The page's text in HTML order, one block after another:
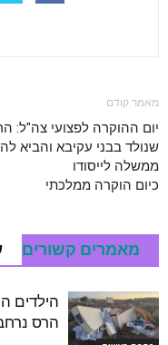
מאמר קודם
יום ההוקרה לפצועי צה"ל:
שנולד בבני עקיבא והביא
ממשלה לייסודו
כיום הוקרה ממלכתי
מאמרים קשורים
הילדים
הרס